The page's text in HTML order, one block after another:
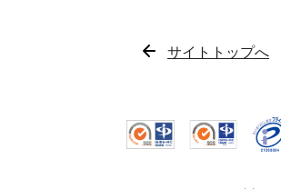
サイトトップへ